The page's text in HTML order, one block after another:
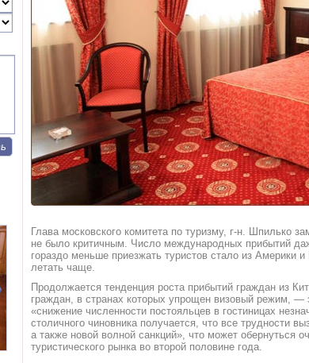
Номер 3(DBL) Номер 4(TWIN)
Глава московского комитета по туризму, г-н. Шпилько
не было критичным. Число международных прибытий
гораздо меньше приезжать туристов стало из Америки
летать чаще.
Продолжается тенденция роста прибытий граждан из
граждан, в странах которых упрощен визовый режим,
«снижение численности постояльцев в гостиницах
столичного чиновника получается, что все трудности
а также новой волной санкций», что может обернуться
туристического рынка во второй половине года.